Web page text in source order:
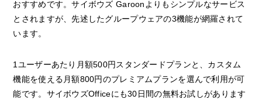
おすすめです。サイボウズ Garoonよりもシンプルなサービス
とされますが、先述したグループウェアの3機能が網羅されて
います。
1ユーザーあたり月額500円スタンダードプランと、カスタム
機能を使える月額800円のプレミアムプランを選んで利用が可
能です。サイボウズOfficeにも30日間の無料お試しがあります